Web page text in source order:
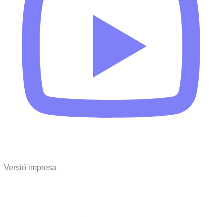
Versió impresa